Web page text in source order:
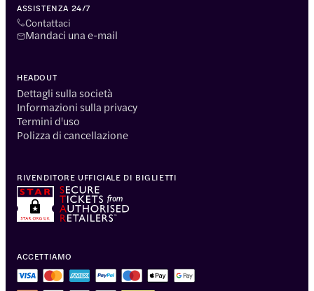
ASSISTENZA 24/7
Contattaci
Mandaci una e-mail
HEADOUT
Dettagli sulla società
Informazioni sulla privacy
Termini d'uso
Polizza di cancellazione
ACCETTIAMO
RIVENDITORE UFFICIALE DI BIGLIETTI